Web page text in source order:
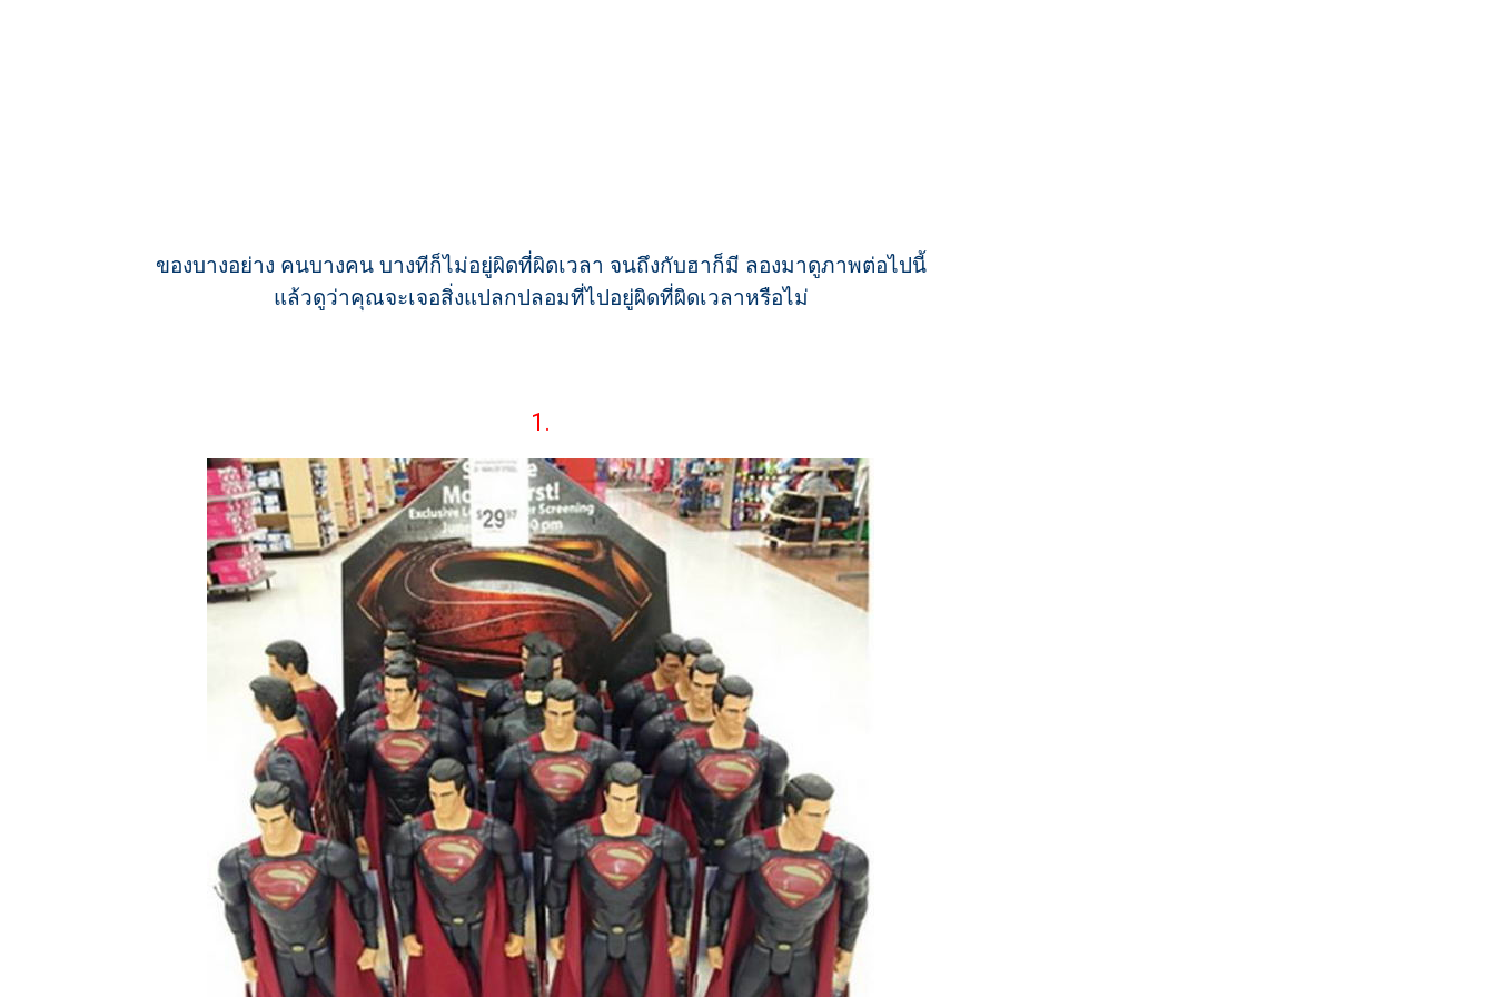
ของบางอย่าง คนบางคน บางทีก็ไม่อยู่ผิดที่ผิดเวลา จนถึงกับฮาก็มี ลองมาดูภาพต่อไปนี้
แล้วดูว่าคุณจะเจอสิ่งแปลกปลอมที่ไปอยู่ผิดที่ผิดเวลาหรือไม่
1.